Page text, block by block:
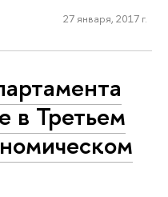
27 января, 2017 г.
в Третьем